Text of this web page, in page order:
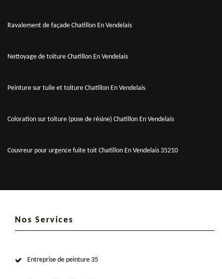
Ravalement de façade Chatillon En Vendelais
Nettoyage de toiture Chatillon En Vendelais
Peinture sur tuile et toiture Chatillon En Vendelais
Coloration sur toiture (pose de résine) Chatillon En Vendelais
Couvreur pour urgence fuite toit Chatillon En Vendelais 35210
Nos Services
Entreprise de peinture 35